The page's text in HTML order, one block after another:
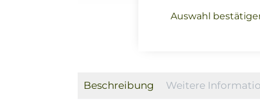
Auswahl
Beschreibung Weitere